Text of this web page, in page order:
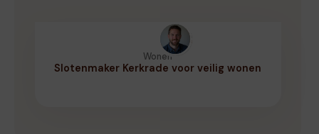
Wonen
Slotenmaker Kerkrade voor veilig wonen